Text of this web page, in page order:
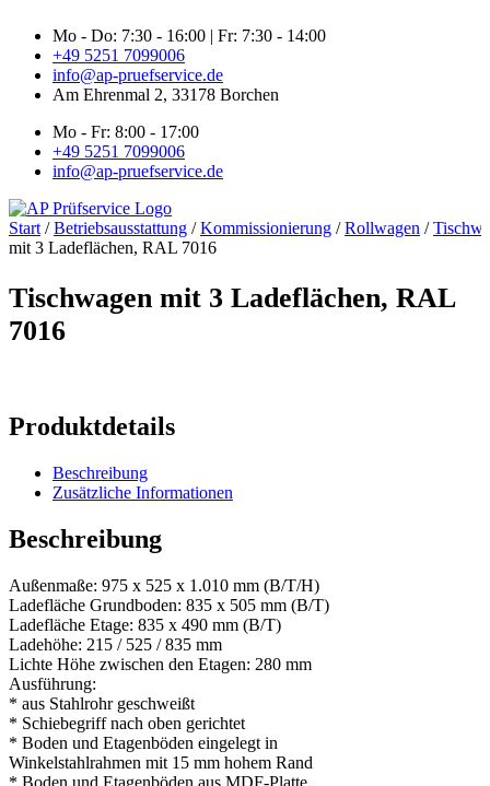
Inhalt
springen
Mo - Do: 7:30 - 16:00 | Fr: 7:30 - 14:00
+49 5251 7099006
info@ap-pruefservice.de
Am Ehrenmal 2, 33178 Borchen
Mo - Fr: 8:00 - 17:00
+49 5251 7099006
info@ap-pruefservice.de
Start /Betriebsausstattung /Kommissionierung /Rollwagen /
mit 3 Ladeflächen, RAL 7016
Tischwagen mit 3 Ladeflächen, RAL
7016
Produktdetails
Beschreibung
Zusätzliche Informationen
Beschreibung
Außenmaße: 975 x 525 x 1.010 mm (B/T/H)
Ladefläche Grundboden: 835 x 505 mm (B/T)
Ladefläche Etage: 835 x 490 mm (B/T)
Ladehöhe: 215 / 525 / 835 mm
Lichte Höhe zwischen den Etagen: 280 mm
Ausführung:
* aus Stahlrohr geschweißt
* Schiebegriff nach oben gerichtet
* Boden und Etagenböden eingelegt in
Winkelstahlrahmen mit 15 mm hohem Rand
* Boden und Etagenböden aus MDF-Platte,